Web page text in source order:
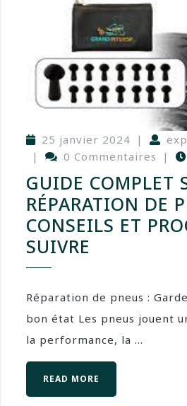
25 janvier 2024 |
|
0 Commentaires |
GUIDE COMPLET
RÉPARATION DE
CONSEILS ET
SUIVRE
Réparation de pneus :
bon état Les pneus jouent
la performance, la ...
READ MORE